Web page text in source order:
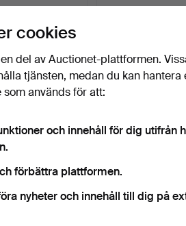
mestadels Pocket
cookies
del av Auctionet-plattformen.
tjänsten, medan du kan
används för att:
och innehåll för dig utifrån
förbättra plattformen.
nyheter och innehåll till dig på